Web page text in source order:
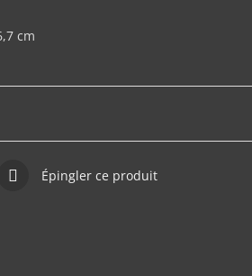
cm
Épingler ce produit